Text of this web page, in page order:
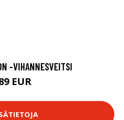
-VIHANNESVEITSI
EUR